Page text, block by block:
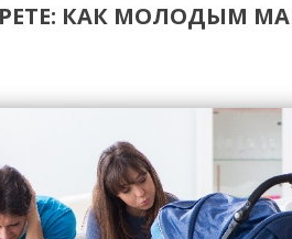
КАК МОЛОДЫМ